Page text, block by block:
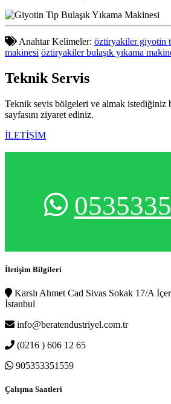
Anahtar Kelimeler: öztiryakiler giyotin
makinesi öztiryakiler bulaşık yıkama
Teknik Servis
Teknik sevis bölgeleri ve almak
sayfasını ziyaret ediniz.
İLETİŞİM
İletişim Bilgileri
Karslı Ahmet Cad Sivas Sokak 17/A
İstanbul
info@beratendustriyel.com.tr
(0216 ) 606 12 65
905353351559
Çalışma Saatleri